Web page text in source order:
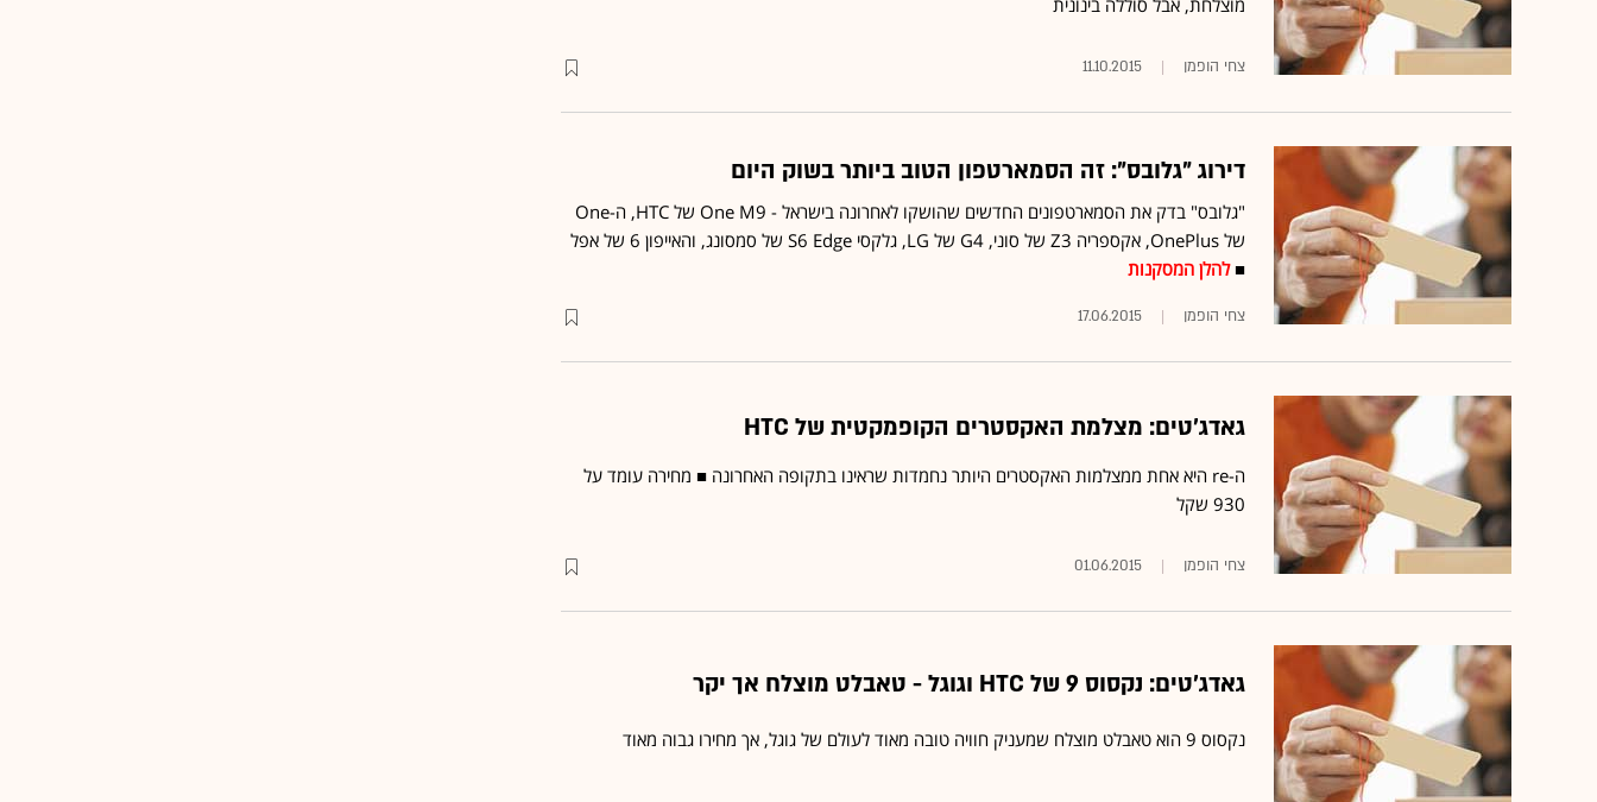
צחי הופמן 11.10.2015
דירוג "גלובס": זה הסמארטפון הטוב ביותר בשוק היום
"גלובס" בדק את הסמארטפונים החדשים שהושקו לאחרונה בישראל - One M9 של HTC, ה-One
של OnePlus, אקספריה Z3 של סוני, G4 של LG, גלקסי S6 Edge של סמסונג, והאייפון 6 של אפל
■להלן המסקנות
צחי הופמן 17.06.2015
גאדג'טים: מצלמת האקסטרים הקופמקטית של HTC
ה-re היא אחת ממצלמות האקסטרים היותר נחמדות שראינו בתקופה האחרונה ■ מחירה עומד על
930 שקל
צחי הופמן 01.06.2015
גאדג'טים: נקסוס 9 של HTC וגוגל - טאבלט מוצלח אך יקר
נקסוס 9 הוא טאבלט מוצלח שמעניק חוויה טובה מאוד לעולם של גוגל, אך מחירו גבוה מאוד